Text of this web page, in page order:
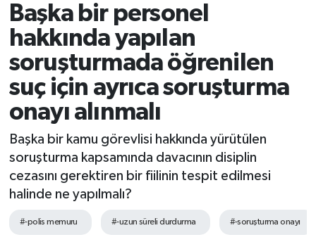
Başka bir personel
hakkında yapılan
soruşturmada öğrenilen
suç için ayrıca soruşturma
onayı alınmalı
Başka bir kamu görevlisi hakkında yürütülen
soruşturma kapsamında davacının disiplin
cezasını gerektiren bir fiilinin tespit edilmesi
halinde ne yapılmalı?
#-polis memuru #-uzun süreli durdurma #-soruşturma onayı